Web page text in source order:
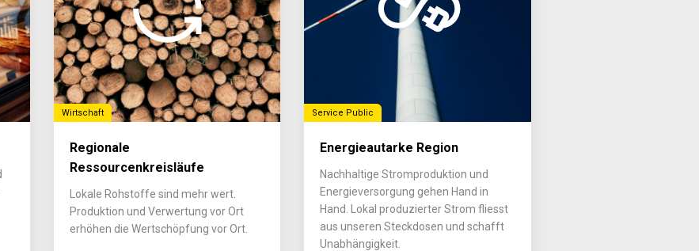
Wirtschaft
Regionale
Ressourcenkreisläufe
Lokale Rohstoffe sind mehr wert.
Produktion und Verwertung vor Ort
erhöhen die Wertschöpfung vor Ort.
Service Public
Energieautarke Region
Nachhaltige Stromproduktion und
Energieversorgung gehen Hand in
Hand. Lokal produzierter Strom fliesst
aus unseren Steckdosen und schafft
Unabhängigkeit.